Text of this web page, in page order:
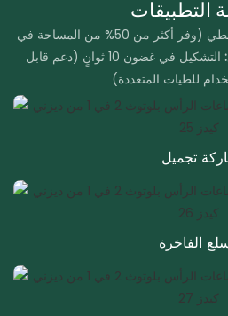
التطبيقات
صندوق هدايا قابل للطي (وفر أكثر من 50% من المساحة في
التشكيل في غضون 10 ثوانٍ (دعم قابل
للطيات المتعددة)
تجميل
الفاخرة